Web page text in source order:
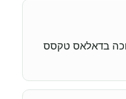
בדאלאס טקסס